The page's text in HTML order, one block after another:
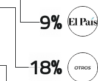
9%
18%